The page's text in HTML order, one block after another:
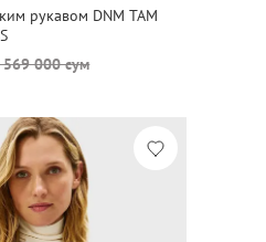
рукавом DNM TAM
569 000 сум